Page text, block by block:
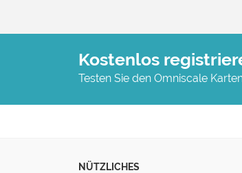
Kostenlos
Testen Sie den Omniscale
NÜTZLICHES